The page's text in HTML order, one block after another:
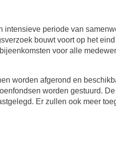
periode van
bouwt voort op het
voor alle
worden afgerond en
worden gestuurd.
Er zullen ook meer